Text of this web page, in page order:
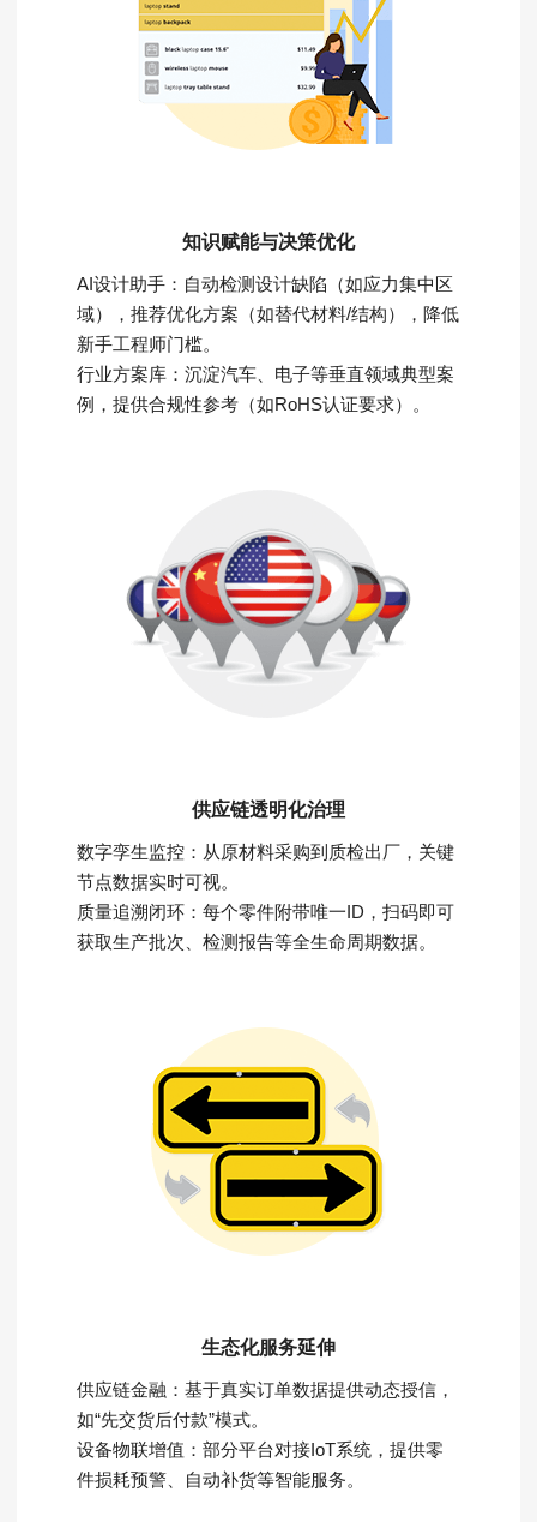
知识赋能与决策优化
AI设计助手：自动检测设计缺陷（如应力集中区
域），推荐优化方案（如替代材料/结构），降低
新手工程师门槛。
行业方案库：沉淀汽车、电子等垂直领域典型案
例，提供合规性参考（如RoHS认证要求）。
供应链透明化治理
数字孪生监控：从原材料采购到质检出厂，关键
节点数据实时可视。
质量追溯闭环：每个零件附带唯一ID，扫码即可
获取生产批次、检测报告等全生命周期数据。
生态化服务延伸
供应链金融：基于真实订单数据提供动态授信，
如“先交货后付款”模式。
设备物联增值：部分平台对接IoT系统，提供零
件损耗预警、自动补货等智能服务。